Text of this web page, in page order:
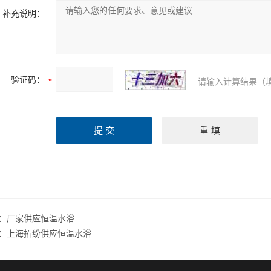
补充说明：
验证码： 请输入计算结果（
厂家供应恒温水浴
上海拓纷供应恒温水浴